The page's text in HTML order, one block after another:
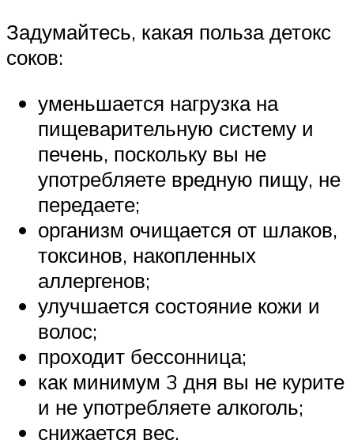
Задумайтесь, какая польза детокс
соков:
уменьшается нагрузка на
пищеварительную систему и
печень, поскольку вы не
употребляете вредную пищу, не
передаете;
организм очищается от шлаков,
токсинов, накопленных
аллергенов;
улучшается состояние кожи и
волос;
проходит бессонница;
как минимум 3 дня вы не курите
и не употребляете алкоголь;
снижается вес.